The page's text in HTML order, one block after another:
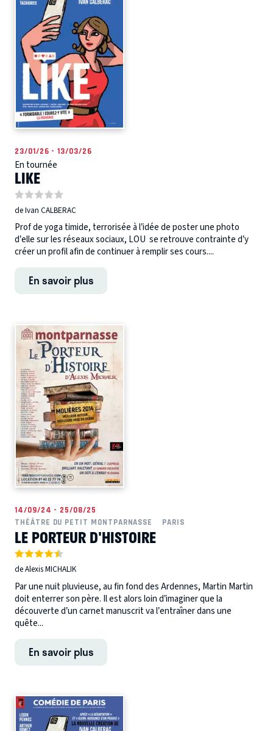
23/01/26 - 13/03/26
En tournée
LIKE
de Ivan CALBERAC
Prof de yoga timide, terrorisée à l’idée de poster une photo
d’elle sur les réseaux sociaux, LOU se retrouve contrainte d’y
créer un profil afin de continuer à remplir ses cours....
En savoir plus
14/09/24 - 25/08/25
THÉÂTRE DU PETIT MONTPARNASSE
PARIS
LE PORTEUR D'HISTOIRE
de Alexis MICHALIK
Par une nuit pluvieuse, au fin fond des Ardennes, Martin Martin
doit enterrer son père. Il est alors loin d’imaginer que la
découverte d’un carnet manuscrit va l’entraîner dans une
quête...
En savoir plus